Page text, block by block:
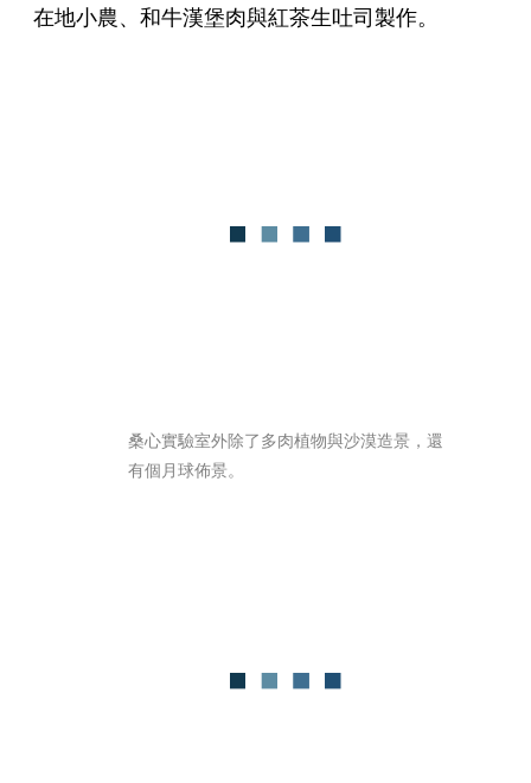
在地小農、和牛漢堡肉與紅茶生吐司製作。
桑心實驗室外除了多肉植物與沙漠造景，還
有個月球佈景。